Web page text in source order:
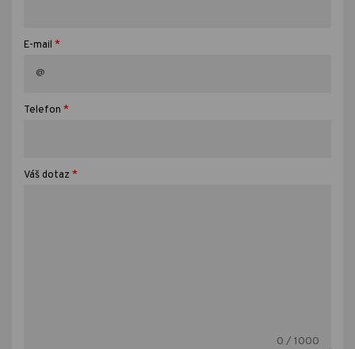
E-mail *
Telefon *
Váš dotaz *
0 / 1000